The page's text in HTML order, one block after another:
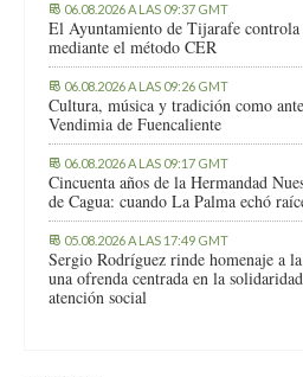
06.08.2026 A LAS 09:37 GMT
El Ayuntamiento de Tijarafe
mediante el método CER
06.08.2026 A LAS 09:26 GMT
Cultura, música y tradición como
Vendimia de Fuencaliente
06.08.2026 A LAS 09:17 GMT
Cincuenta años de la Hermandad
de Cagua: cuando La Palma echó
05.08.2026 A LAS 17:49 GMT
Sergio Rodríguez rinde homenaje a
una ofrenda centrada en la
atención social